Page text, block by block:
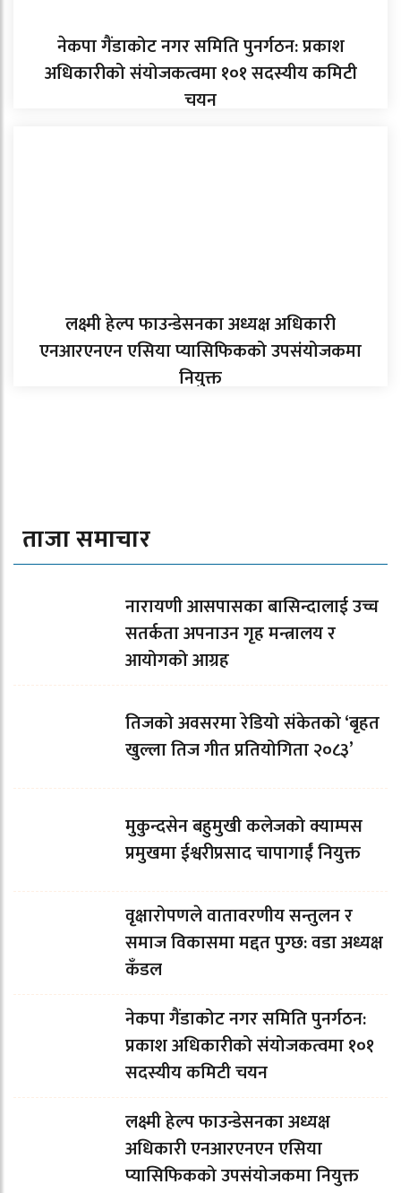
नेकपा गैंडाकोट नगर समिति पुनर्गठन: प्रकाश
अधिकारीको संयोजकत्वमा १०१ सदस्यीय कमिटी
चयन
लक्ष्मी हेल्प फाउन्डेसनका अध्यक्ष अधिकारी
एनआरएनएन एसिया प्यासिफिकको उपसंयोजकमा
नियुक्त
ताजा समाचार
नारायणी आसपासका बासिन्दालाई उच्च
सतर्कता अपनाउन गृह मन्त्रालय र
आयोगको आग्रह
तिजको अवसरमा रेडियो संकेतको ‘बृहत
खुल्ला तिज गीत प्रतियोगिता २०८३’
मुकुन्दसेन बहुमुखी कलेजको क्याम्पस
प्रमुखमा ईश्वरीप्रसाद चापागाईं नियुक्त
वृक्षारोपणले वातावरणीय सन्तुलन र
समाज विकासमा मद्दत पुग्छ: वडा अध्यक्ष
कँडल
नेकपा गैंडाकोट नगर समिति पुनर्गठन:
प्रकाश अधिकारीको संयोजकत्वमा १०१
सदस्यीय कमिटी चयन
लक्ष्मी हेल्प फाउन्डेसनका अध्यक्ष
अधिकारी एनआरएनएन एसिया
प्यासिफिकको उपसंयोजकमा नियुक्त